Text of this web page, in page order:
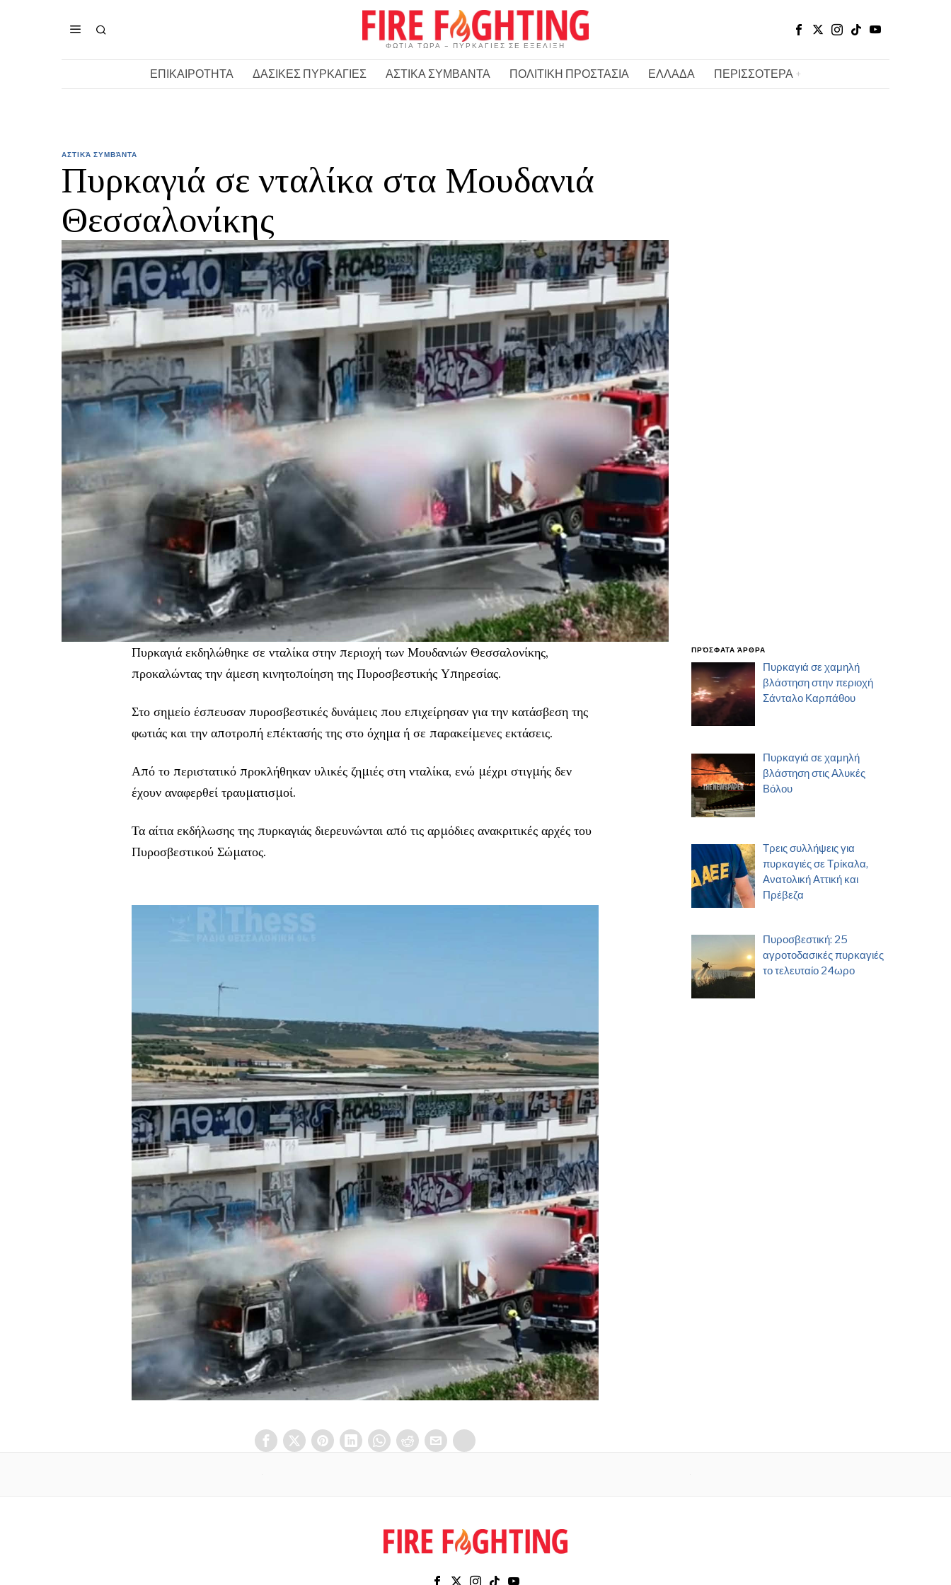
ΦΩΤΙΑ ΤΩΡΑ – ΠΥΡΚΑΓΙΕΣ ΣΕ ΕΞΕΛΙΞΗ
ΕΠΙΚΑΙΡΟΤΗΤΑ ΔΑΣΙΚΕΣ ΠΥΡΚΑΓΙΕΣ ΑΣΤΙΚΑ ΣΥΜΒΑΝΤΑ ΠΟΛΙΤΙΚΗ ΠΡΟΣΤΑΣΙΑ ΕΛΛΑΔΑ ΠΕΡΙΣΣΟΤΕΡΑ
ΑΣΤΙΚΆ ΣΥΜΒΆΝΤΑ
Πυρκαγιά σε νταλίκα στα Μουδανιά
Θεσσαλονίκης
Πυρκαγιά εκδηλώθηκε σε νταλίκα στην περιοχή των Μουδανιών Θεσσαλονίκης,
προκαλώντας την άμεση κινητοποίηση της Πυροσβεστικής Υπηρεσίας.
Στο σημείο έσπευσαν πυροσβεστικές δυνάμεις που επιχείρησαν για την κατάσβεση της
φωτιάς και την αποτροπή επέκτασής της στο όχημα ή σε παρακείμενες εκτάσεις.
Από το περιστατικό προκλήθηκαν υλικές ζημιές στη νταλίκα, ενώ μέχρι στιγμής δεν
έχουν αναφερθεί τραυματισμοί.
Τα αίτια εκδήλωσης της πυρκαγιάς διερευνώνται από τις αρμόδιες ανακριτικές αρχές του
Πυροσβεστικού Σώματος.
ΠΡΌΣΦΑΤΑ ΆΡΘΡΑ
Πυρκαγιά σε χαμηλή
βλάστηση στην περιοχή
Σάνταλο Καρπάθου
Πυρκαγιά σε χαμηλή
βλάστηση στις Αλυκές
Βόλου
Τρεις συλλήψεις για
πυρκαγιές σε Τρίκαλα,
Ανατολική Αττική και
Πρέβεζα
Πυροσβεστική: 25
αγροτοδασικές πυρκαγιές
το τελευταίο 24ωρο